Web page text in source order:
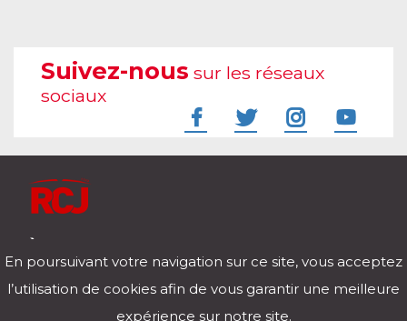
Suivez-nous sur les réseaux
sociaux
Télécharger notre application pour iOs et Android
En poursuivant votre navigation sur ce site, vous acceptez
l’utilisation de cookies afin de vous garantir une meilleure
expérience sur notre site.